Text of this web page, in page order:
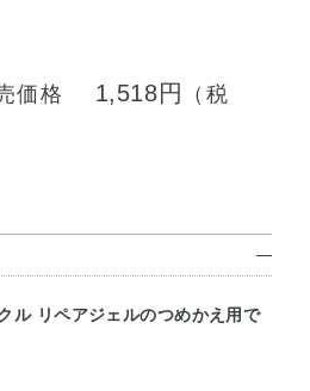
価格 1,518円
（税
ル リペアジェルのつめかえ用で